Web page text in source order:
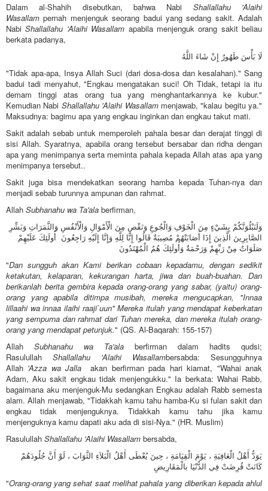
Dalam al-Shahih disebutkan, bahwa Nabi Shallallahu 'Alaihi
Wasallam pernah menjenguk seorang badui yang sedang sakit. Adalah
NabiShallallahu 'Alaihi Wasallam apabila menjenguk orang sakit beliau
berkata padanya,
لَا بَأْسَ طَهُورٌ إِنْ شَاءَ اللَّهُ
"Tidak apa-apa, Insya Allah Suci (dari dosa-dosa dan kesalahan)." Sang
badui tadi menyahut, "Engkau mengatakan suci! Oh Tidak, tetapi ia itu
demam tinggi atas orang tua yang menghantarkannya ke kubur."
Kemudian Nabi Shallallahu 'Alaihi Wasallammenjawab, "kalau begitu ya."
Maksudnya: bagimu apa yang engkau inginkan dan engkau takut mati.
Sakit adalah sebab untuk memperoleh pahala besar dan derajat tinggi di
sisi Allah. Syaratnya, apabila orang tersebut bersabar dan ridha dengan
apa yang menimpanya serta meminta pahala kepada Allah atas apa yang
menimpanya tersebut..
Sakit juga bisa mendekatkan seorang hamba kepada Tuhan-nya dan
menjadi sebab turunnya ampunan dan rahmat.
Allah Subhanahu wa Ta'ala berfirman,
وَلَنَبْلُوَنَّكُمْ بِشَيْءٍ مِنَ الْخَوْفِ وَالْجُوعِ وَنَقْصٍ مِنَ الْأَمْوَالِ وَالْأَنْفُسِ وَالثَّمَرَاتِ وَبَشِّرِ
الصَّابِرِينَ الَّذِينَ إِذَا أَصَابَتْهُمْ مُصِيبَةٌ قَالُوا إِنَّا لِلَّهِ وَإِنَّا إِلَيْهِ رَاجِعُونَ أُولَئِكَ عَلَيْهِمْ
صَلَوَاتٌ مِنْ رَبِّهِمْ وَرَحْمَةٌ وَأُولَئِكَ هُمُ الْمُهْتَدُونَ
"Dan sungguh akan Kami berikan cobaan kepadamu, dengan sedikit
ketakutan, kelaparan, kekurangan harta, jiwa dan buah-buahan. Dan
berikanlah berita gembira kepada orang-orang yang sabar, (yaitu) orang-
orang yang apabila ditimpa musibah, mereka mengucapkan, "Innaa
lillaahi wa innaa ilaihi raaji`uun" Mereka itulah yang mendapat keberkatan
yang sempurna dan rahmat dari Tuhan mereka, dan mereka itulah orang-
orang yang mendapat petunjuk." (QS. Al-Baqarah: 155-157)
Allah Subhanahu wa Ta'ala berfirman dalam hadits qudsi;
Rasulullah Shallallahu 'Alaihi Wasallambersabda: Sesungguhnya
Allah 'Azza wa Jalla
akan berfirman pada hari kiamat, "Wahai anak
Adam, Aku sakit engkau tidak menjengukku." Ia berkata: Wahai Rabb,
bagaimana aku menjenguk-Mu sedangkan Engkau adalah Rabb semesta
alam. Allah menjawab, "Tidakkah kamu tahu hamba-Ku si fulan sakit dan
engkau tidak menjenguknya. Tidakkah kamu tahu jika kamu
menjenguknya kamu dapati aku ada di sisi-Nya." (HR. Muslim)
Rasulullah Shallallahu 'Alaihi Wasallam bersabda,
يَوَدُّ أَهْلُ الْعَافِيَةِ ، يَوْمَ الْقِيَامَةِ ، حِينَ يُعْطَى أَهْلُ الْبَلاَءِ الثَّوَابَ ، لَوْ أَنَّ جُلُودَهُمْ
كَانَتْ قُرِضَتْ فِي الدُّنْيَا بالْمَقَارِيضِ
"Orang-orang yang sehat saat melihat pahala yang diberikan kepada ahlul